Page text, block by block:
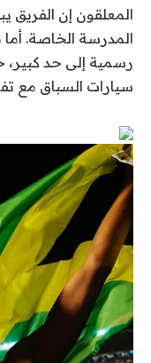
المعلقون إن الفريق
المدرسة الخاصة.
رسمية إلى حد
سيارات السباق مع